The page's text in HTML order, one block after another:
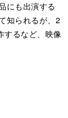
にも出演する
知られるが、2
するなど、映像